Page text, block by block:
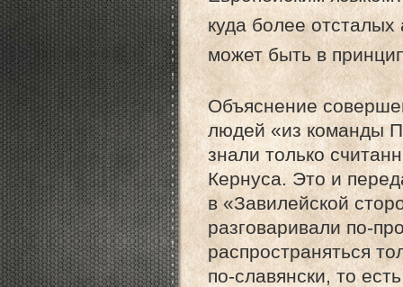
куда более
может быть в
Объяснение
людей «из команды
знали только
Кернуса. Это и
в «Завилейской
разговаривали по-
распространяться
по-славянски, то